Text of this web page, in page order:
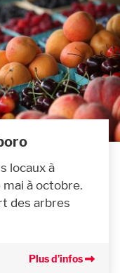
locaux à
à octobre.
des arbres
Plus d’infos